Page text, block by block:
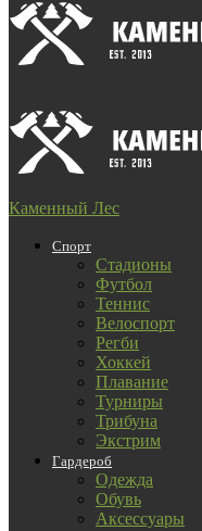
Каменный Лес
Спорт
Стадионы
Футбол
Теннис
Велоспорт
Регби
Хоккей
Плавание
Турниры
Трибуна
Экстрим
Гардероб
Одежда
Обувь
Аксессуары